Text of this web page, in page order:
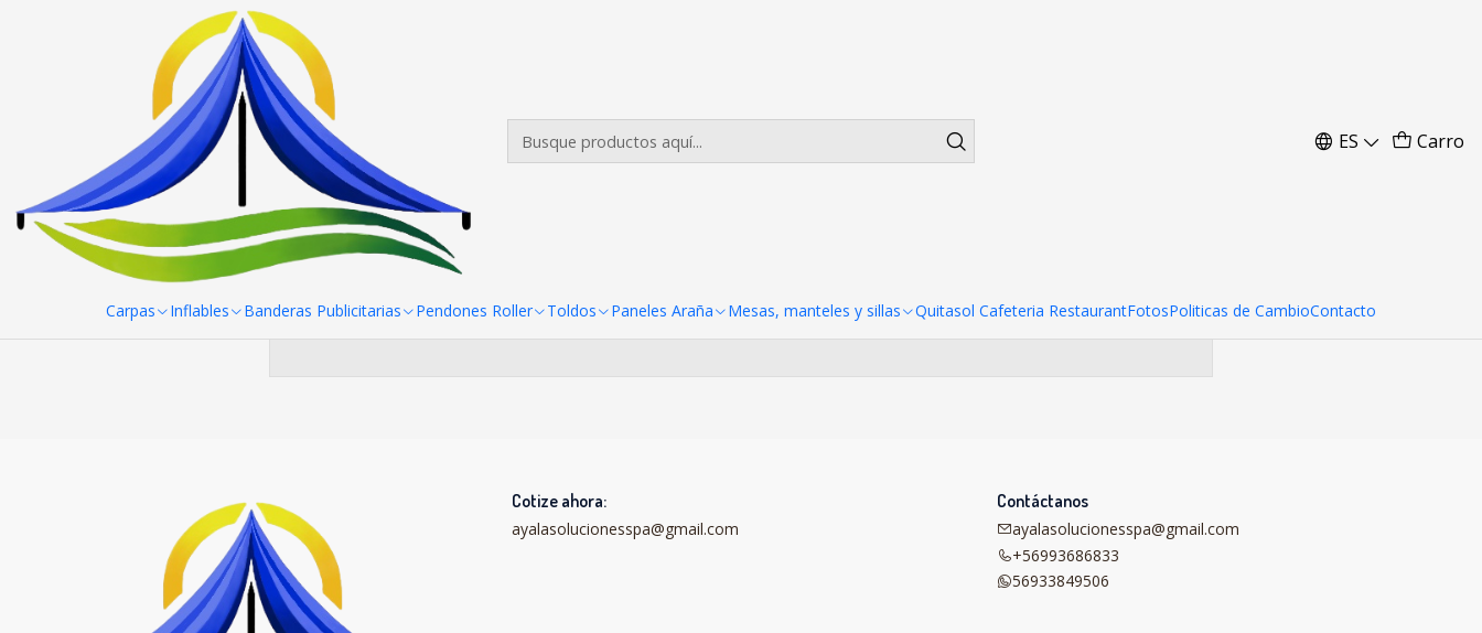
ES Carro
Carpas Inflables Banderas Publicitarias Pendones Roller Toldos Paneles Araña Mesas, manteles y sillas Quitasol Cafeteria RestaurantFotosPoliticas de CambioContacto
Paneles Araña Panel Araña Textil Recto 6 Cuerpos (450*230 CMS)
Panel Araña Textil Recto 6 Cuerpos (450*230 CMS)
productos.
Cotize ahora:
ayalasolucionesspa@gmail.com
Contáctanos
ayalasolucionesspa@gmail.com
+56993686833
56933849506